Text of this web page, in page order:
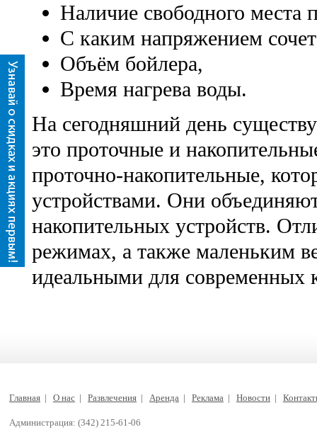
Наличие свободного места
С каким напряжением
Объём бойлера,
Время нагрева воды.
На сегодняшний день
это проточные и
проточно-накопительные,
устройствами. Они
накопительных устройств.
режимах, а также маленьким
идеальными для современных
Администрация: (342) 215-61-06
Главная | О нас | Развлечения | Аренда | Реклама | Новости |